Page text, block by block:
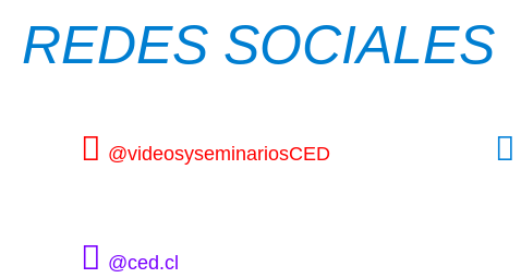
REDES SOCIALES
@videosyseminariosCED
@ced.cl